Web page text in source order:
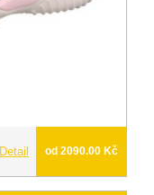
Detail od 2090.00 Kč